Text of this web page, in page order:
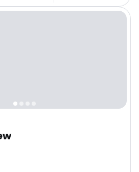
이 정글과 오솔길 사이를...